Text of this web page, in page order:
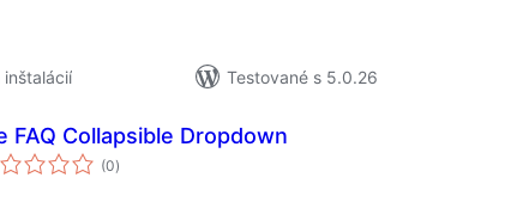
Testované s 5.0.26
FAQ Collapsible Dropdown
(0celkové
hodnotenie
)